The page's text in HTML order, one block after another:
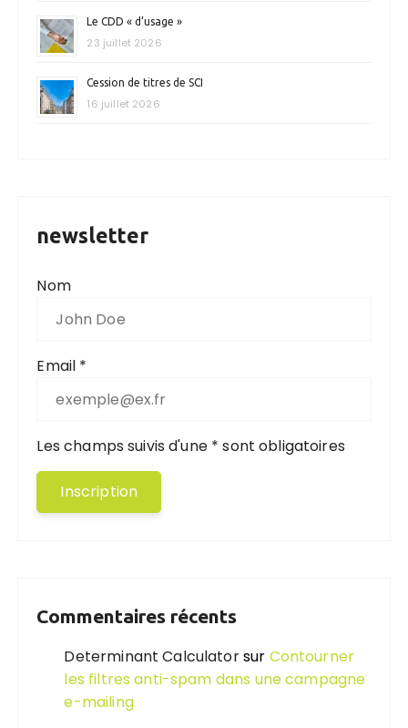
Le CDD « d’usage »
23 juillet 2026
Cession de titres de SCI
16 juillet 2026
newsletter
Nom
Email *
Les champs suivis d'une * sont obligatoires
Commentaires récents
Determinant Calculatorsur Contourner
les filtres anti-spam dans une campagne
e-mailing